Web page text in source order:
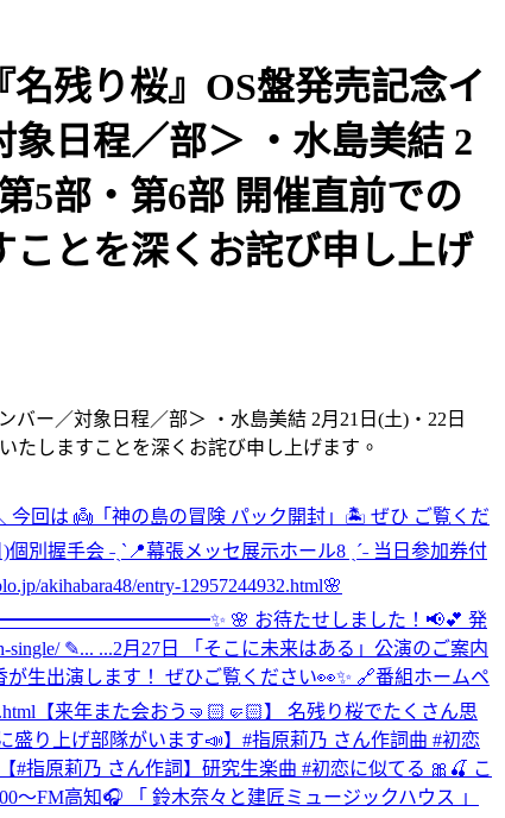
残り桜』OS盤発売記念イ
日程／部＞ ・水島美結 2
5部・第6部 開催直前での
ことを深くお詫び申し上げ
バー／対象日程／部＞ ・水島美結 2月21日(土)・22日
たしますことを深くお詫び申し上げます。
今回は 👼「神の島の冒険 パック開封」🏝️ ぜひ ご覧くだ
握手会 ˗ˏˋ📍幕張メッセ展示ホール8 ˎˊ˗ 当日参加券付
akihabara48/entry-12957244932.html🌸
🌸 お待たせしました！📢💕 発
single/ ✎... ...2月27日 「そこに未来はある」公演のご案内
生出演します！ ぜひご覧ください👀✨ 🔗番組ホームペ
【来年また会おう🤜🏻🤛🏻】 名残り桜でたくさん思
盛り上げ部隊がいます📣】#指原莉乃 さん作詞曲 #初恋
【#指原莉乃 さん作詞】研究生楽曲 #初恋に似てる 🎀🍒 こ
～FM高知🎧 「 鈴⽊奈々と建匠ミュージックハウス 」